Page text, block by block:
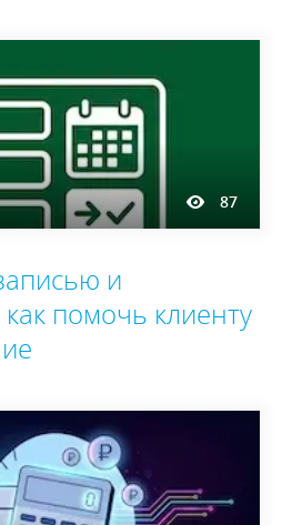
87
и
помочь клиенту